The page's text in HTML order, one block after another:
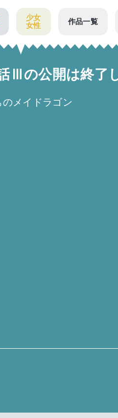
少女
女性
作品一覧
Ⅲの公開は終了
メイドラゴン